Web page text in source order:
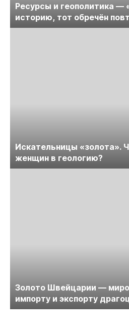
Ресурсы и геополитика —
историю, тот обречён
Искательницы «золота».
женщин в геологию?
Золото Швейцарии —
импорту и экспорту